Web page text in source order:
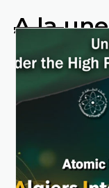
A la une